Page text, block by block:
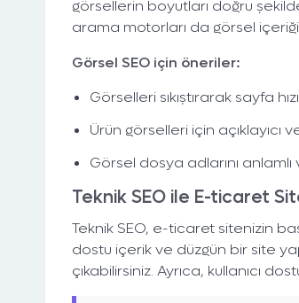
görsellerin boyutları doğru
arama motorları da görsel
Görsel SEO için öneriler:
Görselleri sıkıştırarak sayfa
Ürün görselleri için
Görsel dosya adlarını anlamlı
Teknik SEO ile E-ticaret
Teknik SEO, e-ticaret sitenizin
dostu içerik ve düzgün bir site
çıkabilirsiniz. Ayrıca, kullanıcı